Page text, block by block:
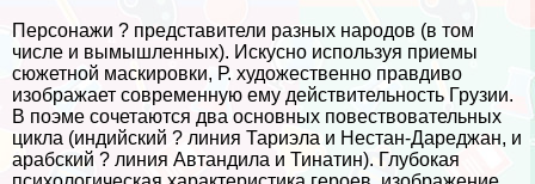
Персонажи ? представители разных народов (в том
числе и вымышленных). Искусно используя приемы
сюжетной маскировки, Р. художественно правдиво
изображает современную ему действительность Грузии.
В поэме сочетаются два основных повествовательных
цикла (индийский ? линия Тариэла и Нестан-Дареджан, и
арабский ? линия Автандила и Тинатин). Глубокая